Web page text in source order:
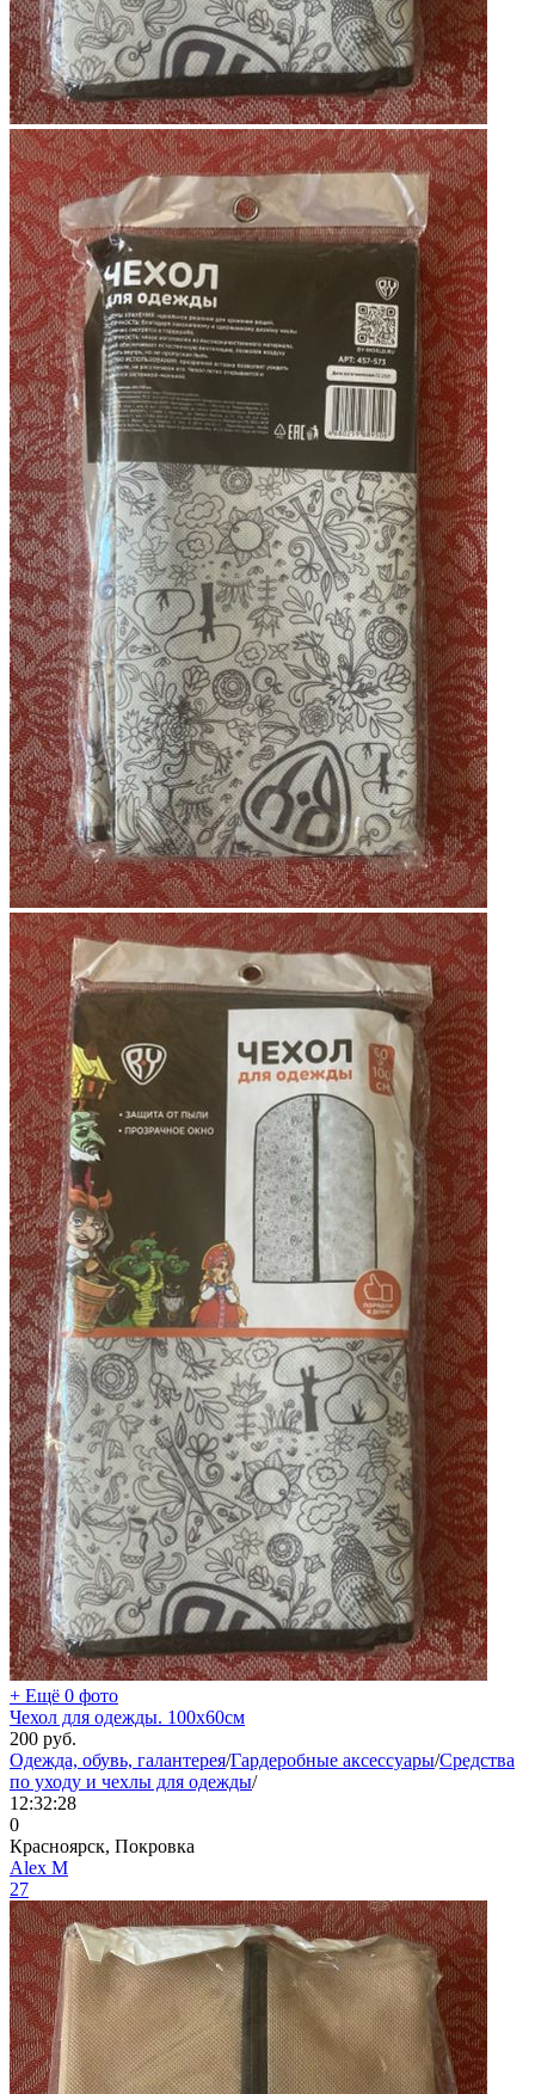
+ Ещё 0 фото
Чехол для одежды. 100х60см
200 руб.
Одежда, обувь, галантерея/Гардеробные аксессуары/Средства
по уходу и чехлы для одежды/
12:32:28
0
Красноярск, Покровка
Aleх М
27